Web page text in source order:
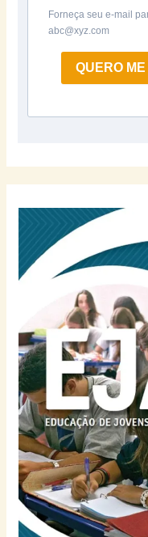
Forneça seu e-mail
abc@xyz.com
QUERO